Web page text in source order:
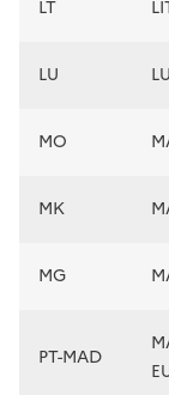
LT
LU
MO
MK
MG
PT-MAD